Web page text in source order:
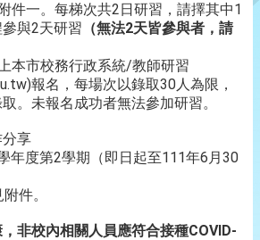
件一。每梯次共2日研習，請擇其中1
與2天研習 （無法2天皆參與者，請
本市校務行政系統/教師研習
報名，每場次以錄取30人為限，
。未報名成功者無法參加研習。
享
年度第2學期（即日起至111年6月30
件。
非校內相關人員應符合接種COVID-